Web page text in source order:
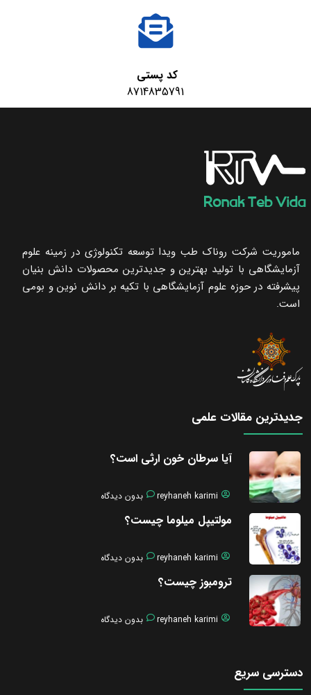
کد پستی
8714835791
ماموریت شرکت روناک طب ویدا توسعه تکنولوژی در زمینه علوم
آزمایشگاهی با تولید بهترین و جدیدترین محصولات دانش بنیان
پیشرفته در حوزه علوم آزمایشگاهی با تکیه ‌بر دانش نوین و بومی
است.
جدیدترین مقالات علمی
آیا سرطان خون ارثی است؟
reyhaneh karimi بدون دیدگاه
مولتیپل میلوما چیست؟
reyhaneh karimi بدون دیدگاه
ترومبوز چیست؟
reyhaneh karimi بدون دیدگاه
دسترسی سریع